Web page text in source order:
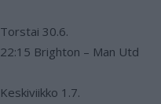
Torstai 30.6.
22:15 Brighton – Man Utd
Keskiviikko 1.7.